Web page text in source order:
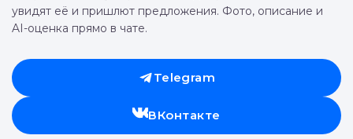
увидят её и пришлют предложения. Фото, описание и
AI-оценка прямо в чате.
Telegram
ВКонтакте